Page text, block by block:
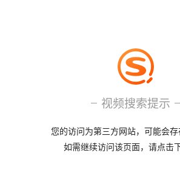
视频搜索提示
您的访问为第三方网站，可能会
如需继续访问该页面，请点击